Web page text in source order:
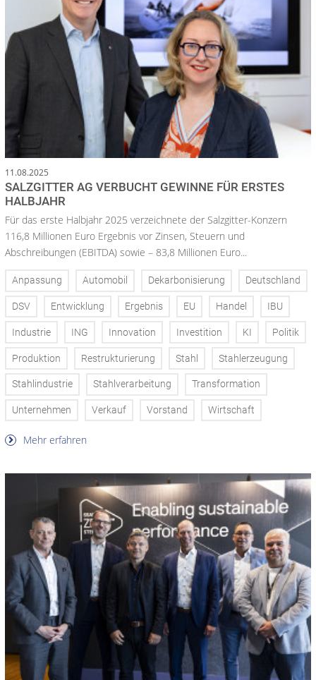
11.08.2025
SALZGITTER AG VERBUCHT GEWINNE FÜR ERSTES
HALBJAHR
Für das erste Halbjahr 2025 verzeichnete der Salzgitter-Konzern
116,8 Millionen Euro Ergebnis vor Zinsen, Steuern und
Abschreibungen (EBITDA) sowie – 83,8 Millionen Euro...
Anpassung Automobil Dekarbonisierung Deutschland
DSV Entwicklung Ergebnis EU Handel IBU
Industrie ING Innovation Investition KI Politik
Produktion Restrukturierung Stahl Stahlerzeugung
Stahlindustrie Stahlverarbeitung Transformation
Unternehmen Verkauf Vorstand Wirtschaft
Mehr erfahren